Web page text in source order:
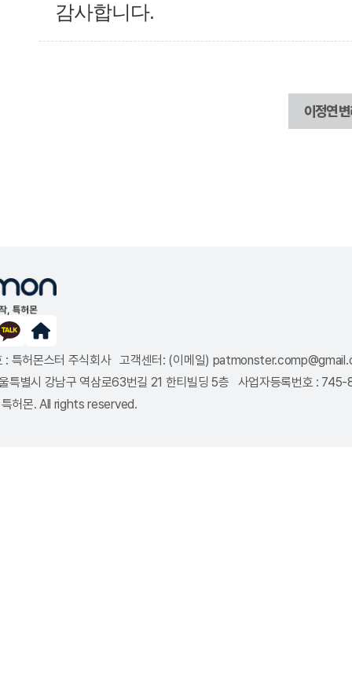
감사합니다.
이정연
: 특허몬스터 주식회사 고객센터: (이메일)
특별시 강남구 역삼로63번길 21 한티빌딩 5층 사업자등록번호 :
허몬. All rights reserved.